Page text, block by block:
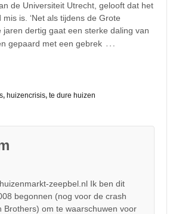
de Universiteit Utrecht, gelooft dat het
is. ‘Net als tijdens de Grote
jaren dertig gaat een sterke daling van
gepaard met een gebrek …
, huizencrisis, te dure huizen
zeepbel.nl Ik ben dit
begonnen (nog voor de crash
Brothers) om te waarschuwen voor